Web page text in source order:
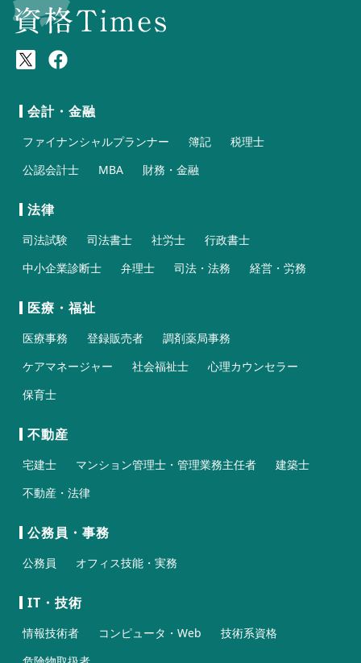
会計・金融
ファイナンシャルプランナー 簿記
税理士
公認会計士
MBA 財務・金融
法律
司法試験 司法書士 社労士
行政書士
中小企業診断士
弁理士 司法・法務 経営・労務
医療・福祉
医療事務 登録販売者
調剤薬局事務
ケアマネージャー
社会福祉士
心理カウンセラー
保育士
不動産
宅建士 マンション管理士・管理業務主任者
建築士
不動産・法律
公務員・事務
公務員 オフィス技能・実務
IT・技術
情報技術者 コンピュータ・Web
技術系資格